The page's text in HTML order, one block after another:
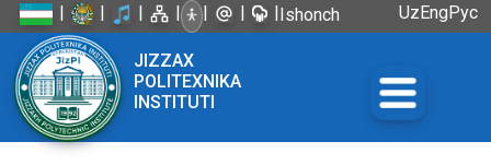
| | | | | | |Ishonch
UzEngРус
JIZZAX
POLITEXNIKA
INSTITUTI